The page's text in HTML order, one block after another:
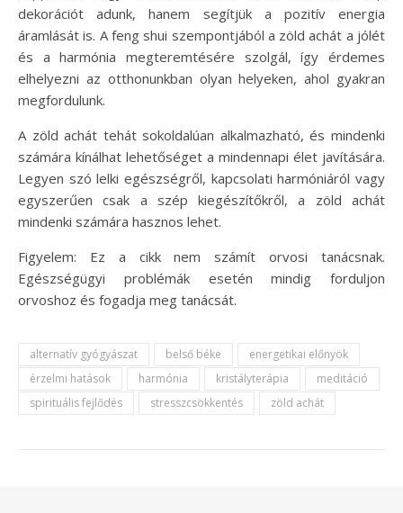
dekorációt adunk, hanem segítjük a pozitív energia
áramlását is. A feng shui szempontjából a zöld achát a jólét
és a harmónia megteremtésére szolgál, így érdemes
elhelyezni az otthonunkban olyan helyeken, ahol gyakran
megfordulunk.
A zöld achát tehát sokoldalúan alkalmazható, és mindenki
számára kínálhat lehetőséget a mindennapi élet javítására.
Legyen szó lelki egészségről, kapcsolati harmóniáról vagy
egyszerűen csak a szép kiegészítőkről, a zöld achát
mindenki számára hasznos lehet.
Figyelem: Ez a cikk nem számít orvosi tanácsnak.
Egészségügyi problémák esetén mindig forduljon
orvoshoz és fogadja meg tanácsát.
alternatív gyógyászat belső béke
energetikai előnyök
érzelmi hatások
harmónia kristályterápia
meditáció
spirituális fejlődés
stresszcsökkentés zöld achát